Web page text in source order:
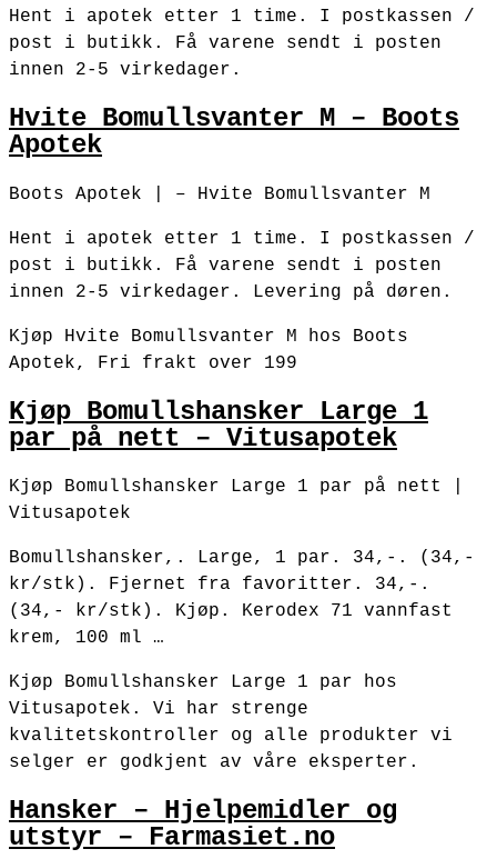
Hent i apotek etter 1 time. I postkassen /
post i butikk. Få varene sendt i posten
innen 2-5 virkedager.
Hvite Bomullsvanter M – Boots
Apotek
Boots Apotek | – Hvite Bomullsvanter M
Hent i apotek etter 1 time. I postkassen /
post i butikk. Få varene sendt i posten
innen 2-5 virkedager. Levering på døren.
Kjøp Hvite Bomullsvanter M hos Boots
Apotek, Fri frakt over 199
Kjøp Bomullshansker Large 1
par på nett – Vitusapotek
Kjøp Bomullshansker Large 1 par på nett |
Vitusapotek
Bomullshansker,. Large, 1 par. 34,-. (34,-
kr/stk). Fjernet fra favoritter. 34,-.
(34,- kr/stk). Kjøp. Kerodex 71 vannfast
krem, 100 ml …
Kjøp Bomullshansker Large 1 par hos
Vitusapotek. Vi har strenge
kvalitetskontroller og alle produkter vi
selger er godkjent av våre eksperter.
Hansker – Hjelpemidler og
utstyr – Farmasiet.no